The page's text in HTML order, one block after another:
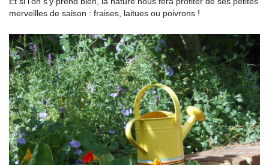
merveilles de saison : fraises, laitues ou poivrons !